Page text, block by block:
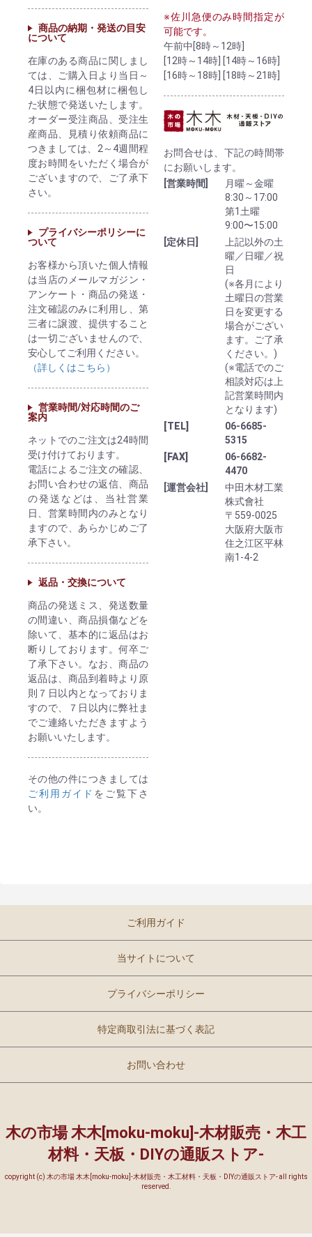
商品の納期・発送の目安
について
在庫のある商品に関しまし
ては、ご購入日より当日～
4日以内に梱包材に梱包し
た状態で発送いたします。
オーダー受注商品、受注生
産商品、見積り依頼商品に
つきましては、2～4週間程
度お時間をいただく場合が
ございますので、ご了承下
さい。
プライバシーポリシーに
ついて
お客様から頂いた個人情報
は当店のメールマガジン・
アンケート・商品の発送・
注文確認のみに利用し、第
三者に譲渡、提供すること
は一切ございませんので、
安心してご利用ください。
（詳しくはこちら）
営業時間/対応時間のご
案内
ネットでのご注文は24時間
受け付けております。
電話によるご注文の確認、
お問い合わせの返信、商品
の発送などは、当社営業
日、営業時間内のみとなり
ますので、あらかじめご了
承下さい。
返品・交換について
商品の発送ミス、発送数量
の間違い、商品損傷などを
除いて、基本的に返品はお
断りしております。何卒ご
了承下さい。なお、商品の
返品は、商品到着時より原
則７日以内となっておりま
すので、７日以内に弊社ま
でご連絡いただきますよう
お願いいたします。
その他の件につきましては
ご利用ガイド をご覧下さ
い。
※佐川急便のみ時間指定が
可能です。
午前中[8時～12時]
[12時～14時] [14時～16時]
[16時～18時] [18時～21時]
お問合せは、下記の時間帯
にお願いします。
[営業時間]
月曜～金曜
8:30～17:00
第1土曜
9:00〜15:00
[定休日]
上記以外の土
曜／日曜／祝
日
(※各月により
土曜日の営業
日を変更する
場合がござい
ます。ご了承
ください。)
(※電話でのご
相談対応は上
記営業時間内
となります)
[TEL]
06-6685-
5315
[FAX]
06-6682-
4470
[運営会社]
中田木材工業
株式會社
〒559-0025
大阪府大阪市
住之江区平林
南1-4-2
ご利用ガイド
当サイトについて
プライバシーポリシー
特定商取引法に基づく表記
お問い合わせ
木の市場 木木[moku-moku]-木材販売・木工
材料・天板・DIYの通販ストア-
copyright (c) 木の市場 木木[moku-moku]-木材販売・木工材料・天板・DIYの通販ストア- all rights
reserved.